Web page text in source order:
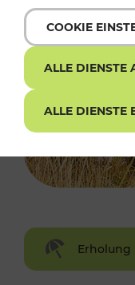
Erholung
COOKIE
ALLE DIENSTE
ALLE DIENSTE